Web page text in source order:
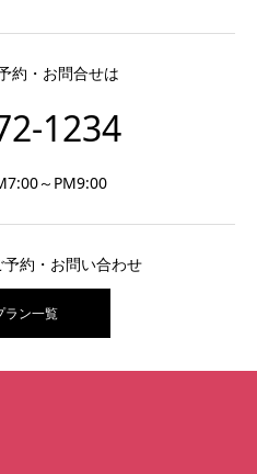
約・お問合せは
1234
～PM9:00
約・お問い合わせ
ラン一覧